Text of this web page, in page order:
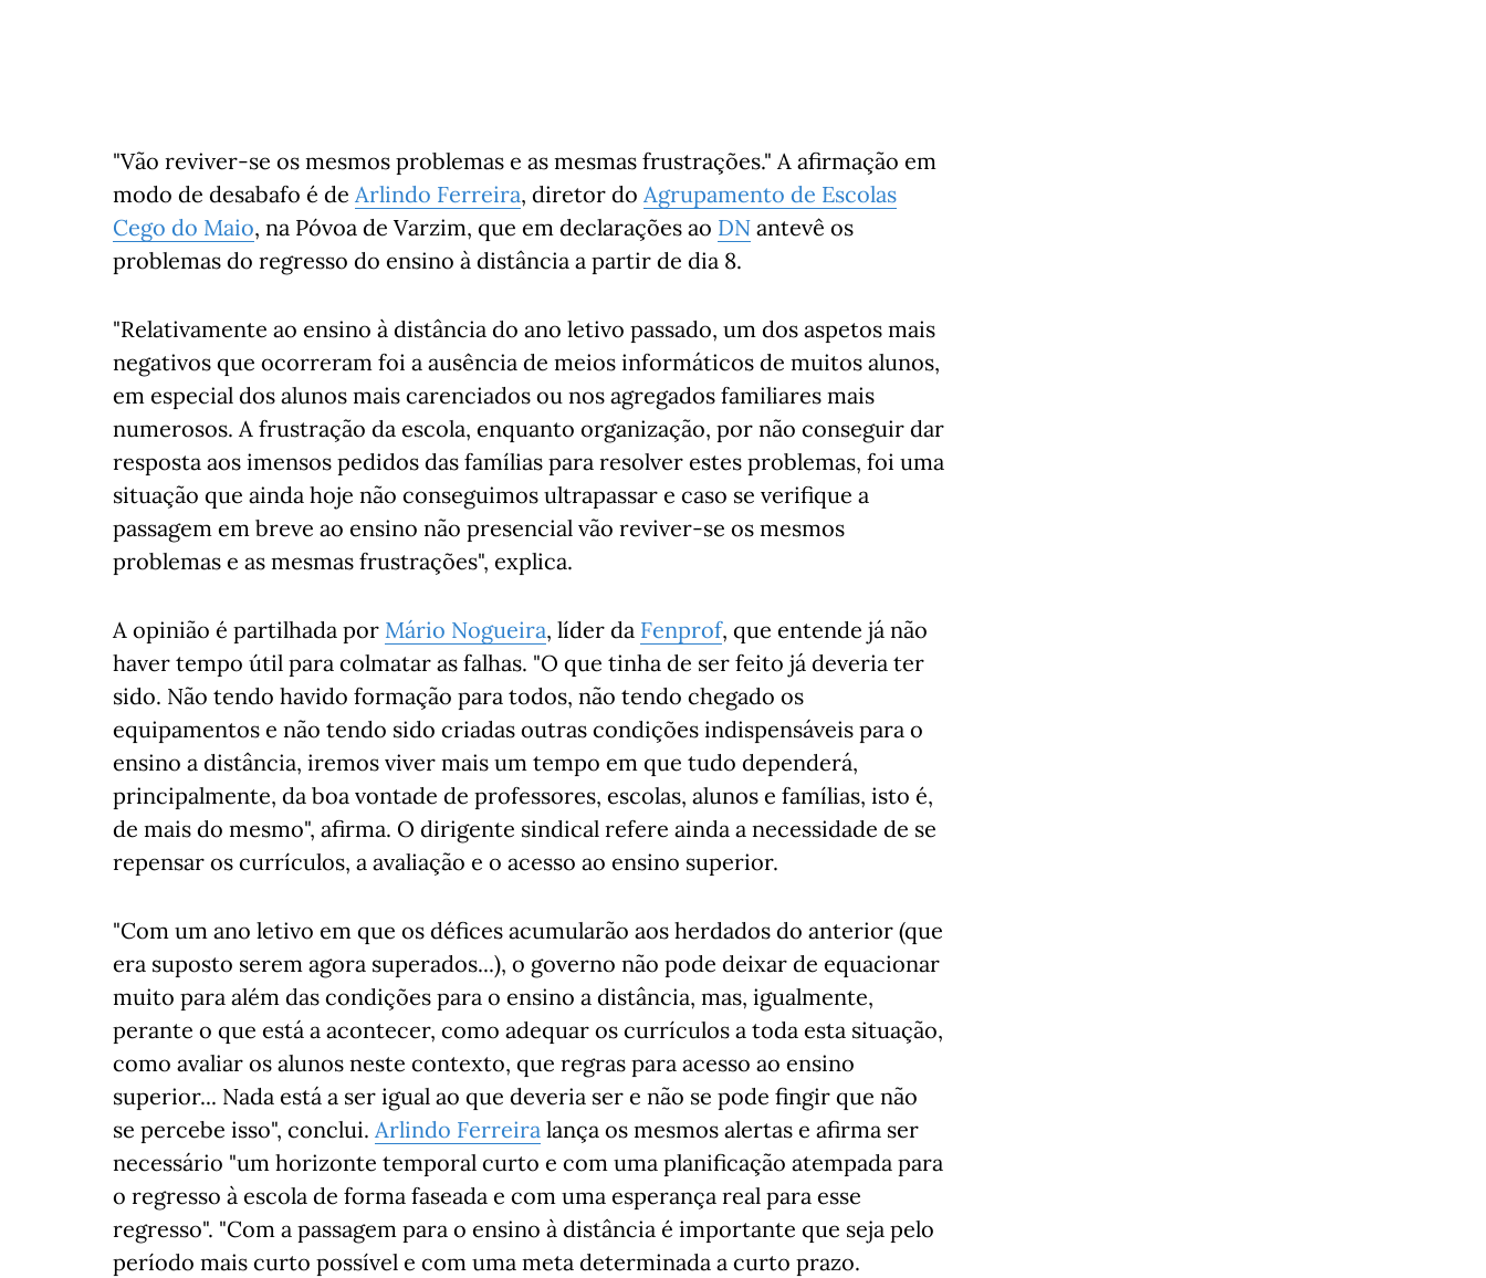
"Vão reviver-se os mesmos problemas e as mesmas frustrações." A afirmação em
modo de desabafo é de Arlindo Ferreira, diretor do Agrupamento de Escolas
Cego do Maio, na Póvoa de Varzim, que em declarações ao DN antevê os
problemas do regresso do ensino à distância a partir de dia 8.
"Relativamente ao ensino à distância do ano letivo passado, um dos aspetos mais
negativos que ocorreram foi a ausência de meios informáticos de muitos alunos,
em especial dos alunos mais carenciados ou nos agregados familiares mais
numerosos. A frustração da escola, enquanto organização, por não conseguir dar
resposta aos imensos pedidos das famílias para resolver estes problemas, foi uma
situação que ainda hoje não conseguimos ultrapassar e caso se verifique a
passagem em breve ao ensino não presencial vão reviver-se os mesmos
problemas e as mesmas frustrações", explica.
A opinião é partilhada por Mário Nogueira, líder da Fenprof, que entende já não
haver tempo útil para colmatar as falhas. "O que tinha de ser feito já deveria ter
sido. Não tendo havido formação para todos, não tendo chegado os
equipamentos e não tendo sido criadas outras condições indispensáveis para o
ensino a distância, iremos viver mais um tempo em que tudo dependerá,
principalmente, da boa vontade de professores, escolas, alunos e famílias, isto é,
de mais do mesmo", afirma. O dirigente sindical refere ainda a necessidade de se
repensar os currículos, a avaliação e o acesso ao ensino superior.
"Com um ano letivo em que os défices acumularão aos herdados do anterior (que
era suposto serem agora superados...), o governo não pode deixar de equacionar
muito para além das condições para o ensino a distância, mas, igualmente,
perante o que está a acontecer, como adequar os currículos a toda esta situação,
como avaliar os alunos neste contexto, que regras para acesso ao ensino
superior... Nada está a ser igual ao que deveria ser e não se pode fingir que não
se percebe isso", conclui. Arlindo Ferreira lança os mesmos alertas e afirma ser
necessário "um horizonte temporal curto e com uma planificação atempada para
o regresso à escola de forma faseada e com uma esperança real para esse
regresso". "Com a passagem para o ensino à distância é importante que seja pelo
período mais curto possível e com uma meta determinada a curto prazo.